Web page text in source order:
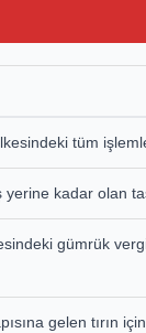
tüm
yerine kadar olan
gümrük
gelen tırın